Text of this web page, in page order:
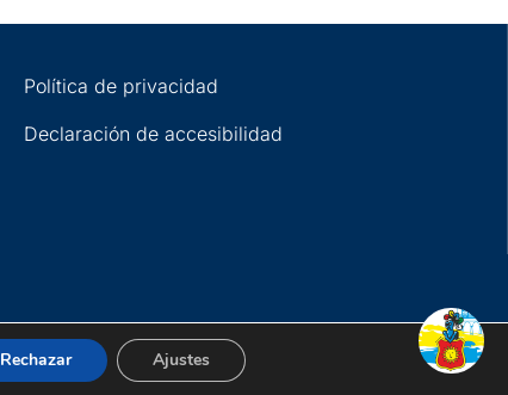
Política de privacidad
Declaración de accesibilidad
Rechazar Ajustes